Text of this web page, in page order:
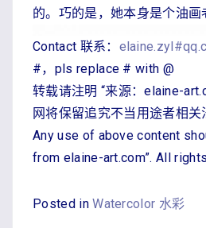
的。巧的是，她本身是个油画
Contact 联系：
#，pls replace # with @
转载请注明 “来源：elaine-
网将保留追究不当用途者相关
Any use of above content
from elaine-art.com”. All
Posted inWatercolor 水彩